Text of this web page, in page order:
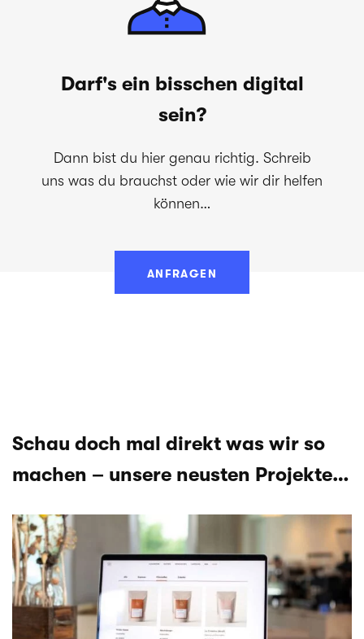
Darf's ein bisschen digital
sein?
Dann bist du hier genau richtig. Schreib
uns was du brauchst oder wie wir dir helfen
können…
ANFRAGEN
Schau doch mal direkt was wir so
machen – unsere neusten Projekte…